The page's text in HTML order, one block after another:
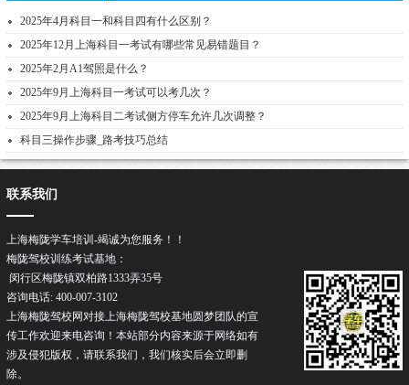
2025年4月科目一和科目四有什么区别？
2025年12月上海科目一考试有哪些常见易错题目？
2025年2月A1驾照是什么？
2025年9月上海科目一考试可以考几次？
2025年9月上海科目二考试侧方停车允许几次调整？
科目三操作步骤_路考技巧总结
联系我们
上海梅陇学车培训-竭诚为您服务！！
梅陇驾校训练考试基地：
闵行区梅陇镇双柏路1333弄35号
咨询电话: 400-007-3102
上海梅陇驾校网对接上海梅陇驾校基地圆梦团队的宣
传工作欢迎来电咨询！本站部分内容来源于网络如有
涉及侵犯版权，请联系我们，我们核实后会立即删
除。